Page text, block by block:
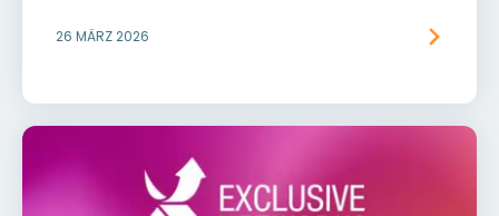
26 MÄRZ 2026